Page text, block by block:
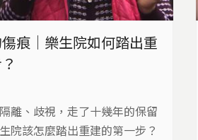
病污名與隔離政策如何塑造一
被壓抑記憶與社會反省的場域
痕｜樂生院如何踏出重
離、歧視，走了十幾年的保留
院該怎麼踏出重建的第一步？